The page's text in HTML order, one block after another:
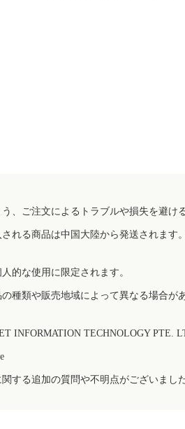
、ご注文によるトラブルや損失を避
れる商品は中国大陸から発送されま
的な使用に限定されます。
種類や販売地域によって異なる場合
INFORMATION TECHNOLOGY PTE.
する追加の質問や不明点がございま